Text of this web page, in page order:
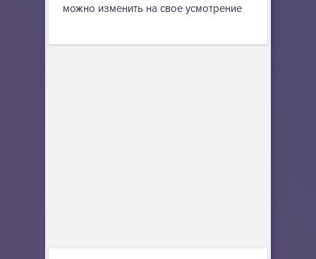
можно изменить на свое усмотрение